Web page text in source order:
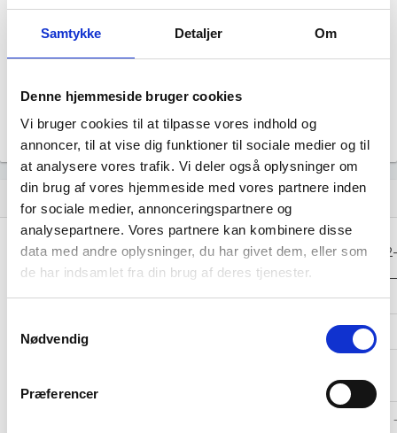
Samtykke Detaljer Om
Denne hjemmeside bruger cookies
Vi bruger cookies til at tilpasse vores indhold og
annoncer, til at vise dig funktioner til sociale medier og til
at analysere vores trafik. Vi deler også oplysninger om
din brug af vores hjemmeside med vores partnere inden
for sociale medier, annonceringspartnere og
analysepartnere. Vores partnere kan kombinere disse
data med andre oplysninger, du har givet dem, eller som
de har indsamlet fra din brug af deres tjenester.
Nødvendig
Præferencer
Årsrapporten 2023-12
Årsrapporten 2021-12
Regnskaber
Resultat i 1000
DKK
2025-12 2024-12 2023-12
Nettoomsætning - - -
Bruttofortjeneste -17